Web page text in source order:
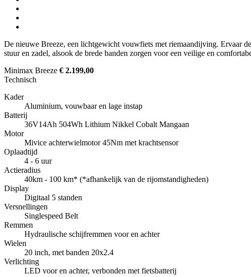
De nieuwe Breeze, een lichtgewicht vouwfiets met riemaandijving. Ervaar
stuur en zadel, alsook de brede banden zorgen voor een veilige en
Minimax Breeze € 2.199,00
Technisch
Kader
Aluminium, vouwbaar en lage instap
Batterij
36V14Ah 504Wh Lithium Nikkel Cobalt Mangaan
Motor
Mivice achterwielmotor 45Nm met krachtsensor
Oplaadtijd
4 - 6 uur
Actieradius
40km - 100 km* (*afhankelijk van de rijomstandigheden)
Display
Digitaal 5 standen
Versnellingen
Singlespeed Belt
Remmen
Hydraulische schijfremmen voor en achter
Wielen
20 inch, met banden 20x2.4
Verlichting
LED voor en achter, verbonden met fietsbatterij